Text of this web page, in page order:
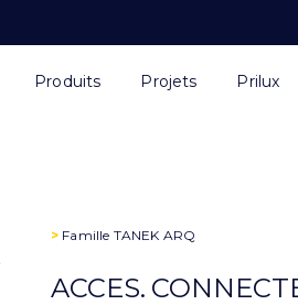
Produits Projets Prilux
> Famille TANEK ARQ
ACCES.